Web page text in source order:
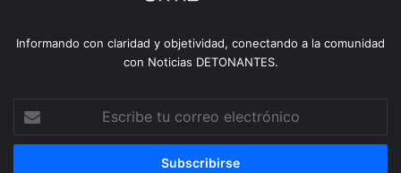
Informando con claridad y objetividad, conectando a la comunidad
con Noticias DETONANTES.
tu
correo